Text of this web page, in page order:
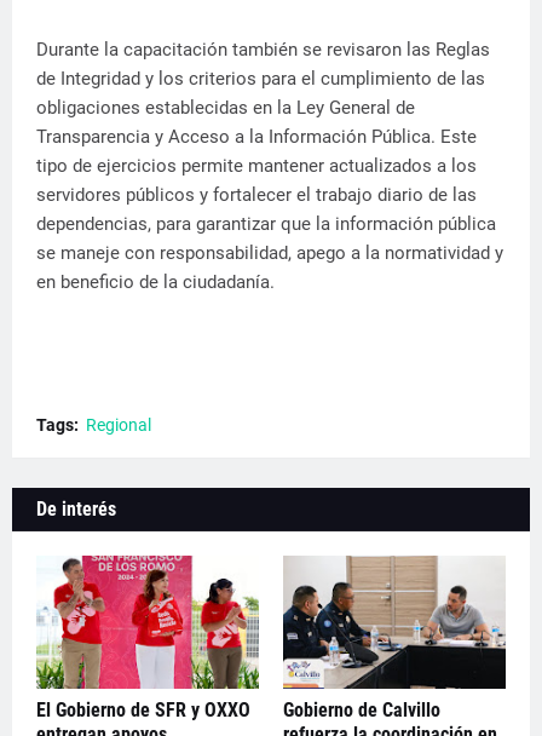
Durante la capacitación también se revisaron las Reglas
de Integridad y los criterios para el cumplimiento de las
obligaciones establecidas en la Ley General de
Transparencia y Acceso a la Información Pública. Este
tipo de ejercicios permite mantener actualizados a los
servidores públicos y fortalecer el trabajo diario de las
dependencias, para garantizar que la información pública
se maneje con responsabilidad, apego a la normatividad y
en beneficio de la ciudadanía.
Tags: Regional
De interés
El Gobierno de SFR y OXXO
Gobierno de Calvillo